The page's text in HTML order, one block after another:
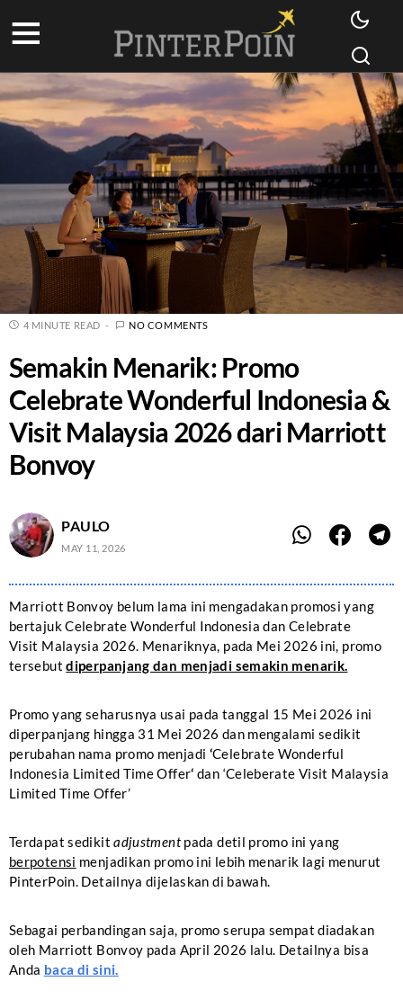
4 MINUTE READ NO COMMENTS
Semakin Menarik: Promo
Celebrate Wonderful Indonesia &
Visit Malaysia 2026 dari Marriott
Bonvoy
PAULO
MAY 11, 2026
Marriott Bonvoy belum lama ini mengadakan promosi yang
bertajuk Celebrate Wonderful Indonesia dan Celebrate
Visit Malaysia 2026. Menariknya, pada Mei 2026 ini, promo
tersebutdiperpanjang dan menjadi semakin menarik.
Promo yang seharusnya usai pada tanggal 15 Mei 2026 ini
diperpanjang hingga 31 Mei 2026 dan mengalami sedikit
perubahan nama promo menjadi ‘Celebrate Wonderful
Indonesia Limited Time Offer‘ dan ‘Celeberate Visit Malaysia
Limited Time Offer’
Terdapat sedikitadjustmentpada detil promo ini yang
berpotensi menjadikan promo ini lebih menarik lagi menurut
PinterPoin. Detailnya dijelaskan di bawah.
Sebagai perbandingan saja, promo serupa sempat diadakan
oleh Marriott Bonvoy pada April 2026 lalu. Detailnya bisa
Anda baca di sini.